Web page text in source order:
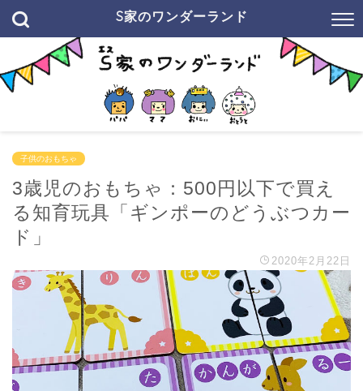
S家のワンダーランド
子供のおもちゃ
3歳児のおもちゃ：500円以下で買え
る知育玩具「ギンポーのどうぶつカー
ド」
2020年2月22日